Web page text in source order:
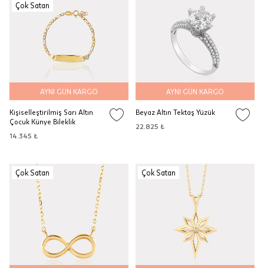
Çok Satan
AYNI GÜN KARGO
Kişiselleştirilmiş Sarı Altın
Çocuk Künye Bileklik
14.345 ₺
AYNI GÜN KARGO
Beyaz Altın Tektaş Yüzük
22.825 ₺
Çok Satan Çok Satan